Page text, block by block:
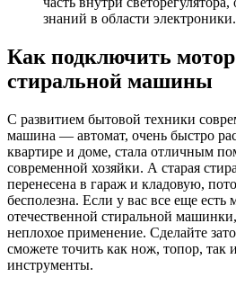
знаний в области электроники.
Как подключить мотор
стиральной машины
С развитием бытовой техники
машина — автомат, очень быстро
квартире и доме, стала отличным
современной хозяйки. А старая
перенесена в гараж и кладовую,
бесполезна. Если у вас все еще есть
отечественной стиральной
неплохое применение. Сделайте
сможете точить как нож, топор, так
инструменты.